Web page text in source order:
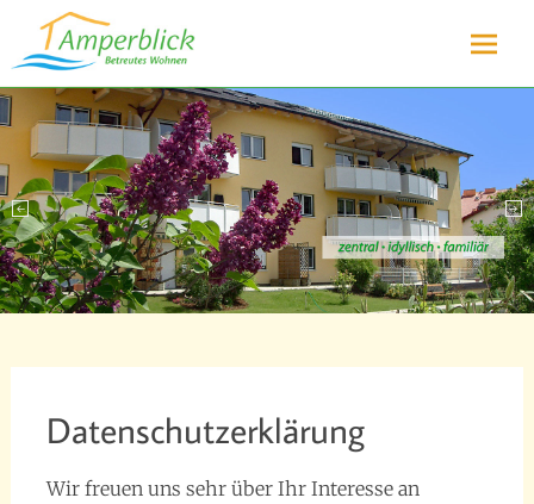
Zum
Datenschutzerklärung
Wir freuen uns sehr über Ihr Interesse an